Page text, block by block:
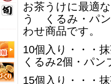
お茶うけに最適
う くるみ・パン
わせ商品です。
10個入り・・
くるみ2個・パ
15個入り・・